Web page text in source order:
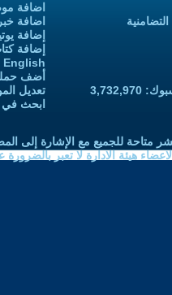
اضافة
اضافة خبر
إضافة
إضافة
English
أضف
تعديل
ابحث في
متاحة للجميع مع الإشارة إلى
هيئة الادارة لا تعبر